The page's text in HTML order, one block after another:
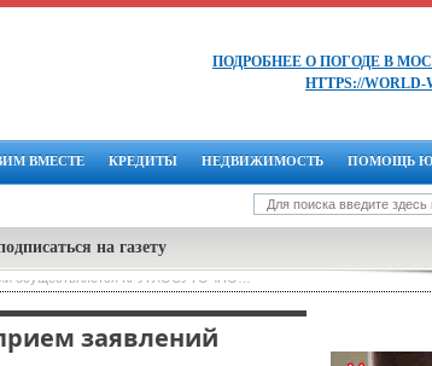
ПОДРОБНЕЕ О ПОГОДЕ В
HTTPS://WORLD-
ВМЕСТЕ КРЕДИТЫ НЕДВИЖИМОСТЬ ПОМОЩЬ
на газету
осуществляется КРУГЛОСУТОЧНО…
заявлений